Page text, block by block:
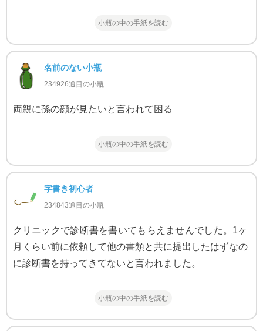
小瓶の中の手紙を読む
名前のない小瓶
234926通目の小瓶
両親に孫の顔が見たいと言われて困る
小瓶の中の手紙を読む
字書き初心者
234843通目の小瓶
クリニックで診断書を書いてもらえませんでした。1ヶ
月くらい前に依頼して他の書類と共に提出したはずなの
に診断書を持ってきてないと言われました。
小瓶の中の手紙を読む